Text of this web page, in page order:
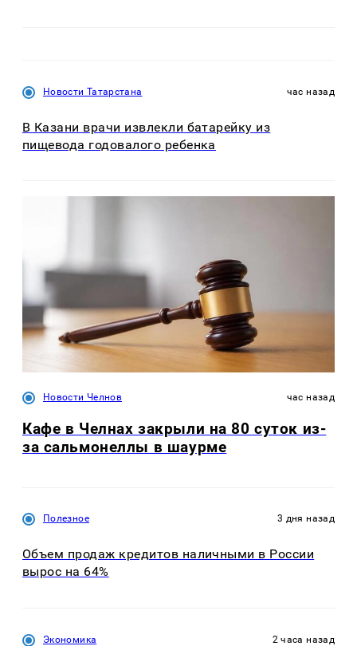
Новости Татарстана час назад
В Казани врачи извлекли батарейку из
пищевода годовалого ребенка
Новости Челнов час назад
Кафе в Челнах закрыли на 80 суток из-
за сальмонеллы в шаурме
Полезное 3 дня назад
Объем продаж кредитов наличными в России
вырос на 64%
Экономика 2 часа назад